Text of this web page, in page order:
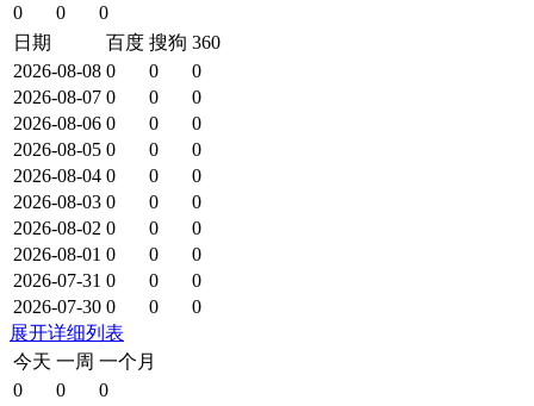
0
0
0
日期
百度 搜狗 360
2026-08-08 0 0
0
2026-08-07 0 0
0
2026-08-06 0 0
0
2026-08-05 0 0
0
2026-08-04 0 0
0
2026-08-03 0 0
0
2026-08-02 0 0
0
2026-08-01 0 0
0
2026-07-31 0 0
0
2026-07-30 0 0
0
展开详细列表
今天 一周 一个月
0
0
0